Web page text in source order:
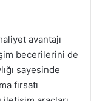
avantajı
becerilerini de
sayesinde
fırsatı